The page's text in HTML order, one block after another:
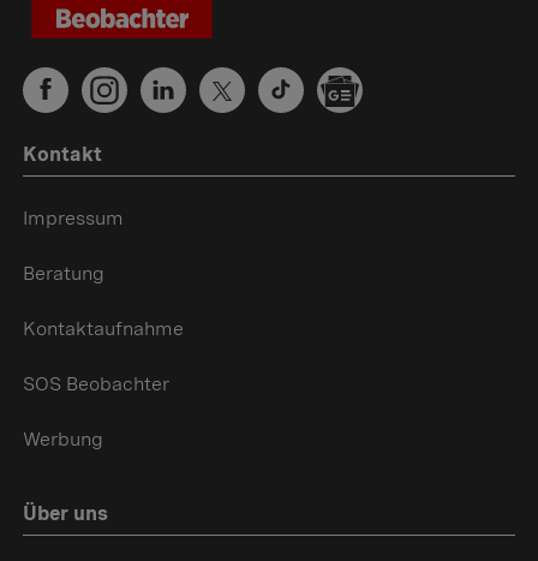
Kontakt
Impressum
Beratung
Kontaktaufnahme
SOS Beobachter
Werbung
Über uns